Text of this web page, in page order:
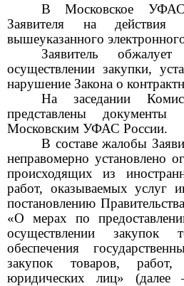
В Московское УФАС
Заявителя на действия
вышеуказанного
Заявитель
осуществлении закупки,
нарушение Закона о
На заседании
представлены
Московским УФАС России.
В составе жалобы
неправомерно установлено
происходящих из
работ, оказываемых услуг
постановлению
«О мерах по
осуществлении
обеспечения
закупок товаров,
юридических лиц» (далее